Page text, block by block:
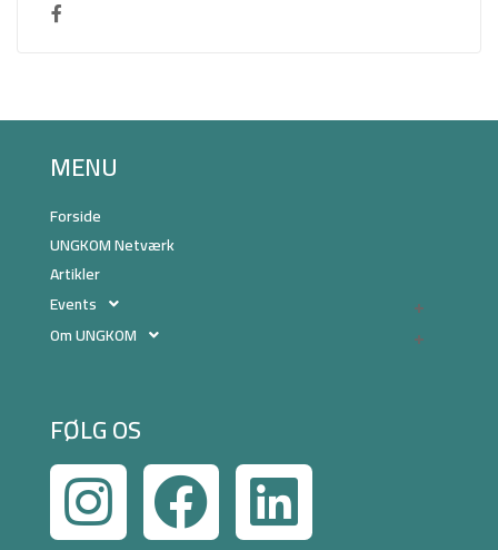
MENU
Forside
UNGKOM Netværk
Artikler
Events
Om UNGKOM
FØLG OS